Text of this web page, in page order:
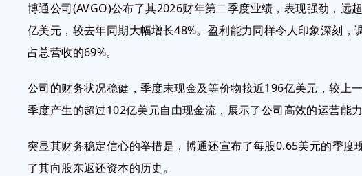
博通公司(AVGO)公布了其2026财年第二季度业绩，表现强劲，远
亿美元，较去年同期大幅增长48%。盈利能力同样令人印象深刻，
占总营收的69%。
公司的财务状况稳健，季度末现金及等价物接近196亿美元，较上
季度产生的超过102亿美元自由现金流，展示了公司高效的运营能力
突显其财务稳定信心的举措是，博通还宣布了每股0.65美元的季度
了其向股东返还资本的历史。